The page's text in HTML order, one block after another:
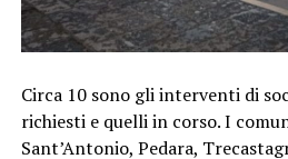
Circa 10 sono gli interventi di
richiesti e quelli in corso. I
Sant’Antonio, Pedara,